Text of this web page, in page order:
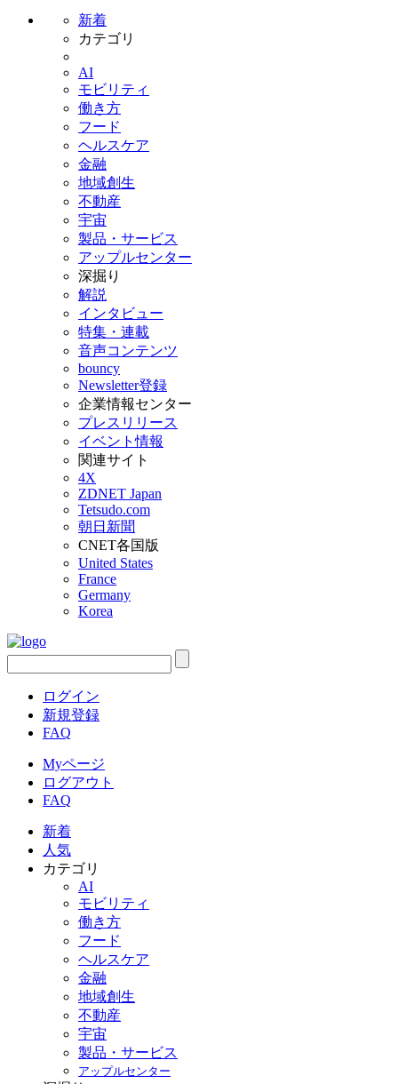
新着
カテゴリ
AI
モビリティ
働き方
フード
ヘルスケア
金融
地域創生
不動産
宇宙
製品・サービス
アップルセンター
深掘り
解説
インタビュー
特集・連載
音声コンテンツ
bouncy
Newsletter登録
企業情報センター
プレスリリース
イベント情報
関連サイト
4X
ZDNET Japan
Tetsudo.com
朝日新聞
CNET各国版
United States
France
Germany
Korea
ログイン
新規登録
FAQ
Myページ
ログアウト
FAQ
新着
人気
カテゴリ
AI
モビリティ
働き方
フード
ヘルスケア
金融
地域創生
不動産
宇宙
製品・サービス
アップルセンター